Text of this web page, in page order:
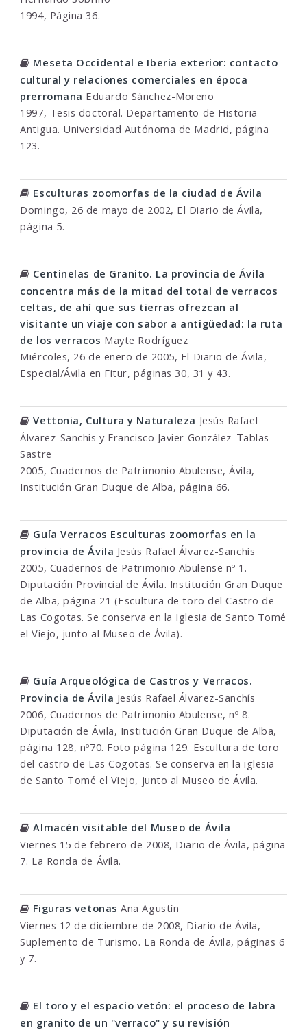
1994, Página 36.
Meseta Occidental e Iberia exterior: contacto
cultural y relaciones comerciales en época
prerromana Eduardo Sánchez-Moreno
1997, Tesis doctoral. Departamento de Historia
Antigua. Universidad Autónoma de Madrid, página
123.
Esculturas zoomorfas de la ciudad de Ávila
Domingo, 26 de mayo de 2002, El Diario de Ávila,
página 5.
Centinelas de Granito. La provincia de Ávila
concentra más de la mitad del total de verracos
celtas, de ahí que sus tierras ofrezcan al
visitante un viaje con sabor a antigüedad: la ruta
de los verracos Mayte Rodríguez
Miércoles, 26 de enero de 2005, El Diario de Ávila,
Especial/Ávila en Fitur, páginas 30, 31 y 43.
Vettonia, Cultura y Naturaleza Jesús Rafael
Álvarez-Sanchís y Francisco Javier González-Tablas
Sastre
2005, Cuadernos de Patrimonio Abulense, Ávila,
Institución Gran Duque de Alba, página 66.
Guía Verracos Esculturas zoomorfas en la
provincia de Ávila Jesús Rafael Álvarez-Sanchís
2005, Cuadernos de Patrimonio Abulense nº 1.
Diputación Provincial de Ávila. Institución Gran Duque
de Alba, página 21 (Escultura de toro del Castro de
Las Cogotas. Se conserva en la Iglesia de Santo Tomé
el Viejo, junto al Museo de Ávila).
Guía Arqueológica de Castros y Verracos.
Provincia de Ávila Jesús Rafael Álvarez-Sanchís
2006, Cuadernos de Patrimonio Abulense, nº 8.
Diputación de Ávila, Institución Gran Duque de Alba,
página 128, nº70. Foto página 129. Escultura de toro
del castro de Las Cogotas. Se conserva en la iglesia
de Santo Tomé el Viejo, junto al Museo de Ávila.
Almacén visitable del Museo de Ávila
Viernes 15 de febrero de 2008, Diario de Ávila, página
7. La Ronda de Ávila.
Figuras vetonas Ana Agustín
Viernes 12 de diciembre de 2008, Diario de Ávila,
Suplemento de Turismo. La Ronda de Ávila, páginas 6
y 7.
El toro y el espacio vetón: el proceso de labra
en granito de un "verraco" y su revisión